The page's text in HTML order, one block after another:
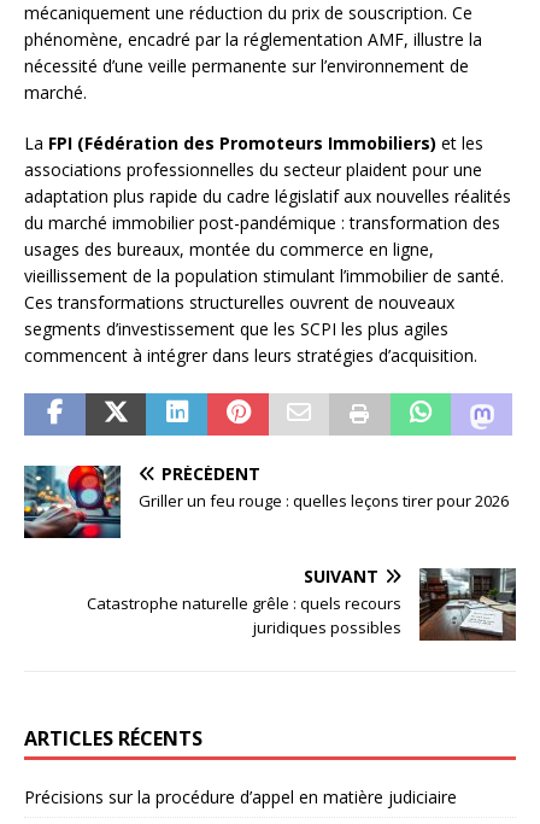
mécaniquement une réduction du prix de souscription. Ce
phénomène, encadré par la réglementation AMF, illustre la
nécessité d’une veille permanente sur l’environnement de
marché.
La FPI (Fédération des Promoteurs Immobiliers) et les
associations professionnelles du secteur plaident pour une
adaptation plus rapide du cadre législatif aux nouvelles réalités
du marché immobilier post-pandémique : transformation des
usages des bureaux, montée du commerce en ligne,
vieillissement de la population stimulant l’immobilier de santé.
Ces transformations structurelles ouvrent de nouveaux
segments d’investissement que les SCPI les plus agiles
commencent à intégrer dans leurs stratégies d’acquisition.
PRÉCÉDENT
Griller un feu rouge : quelles leçons tirer pour 2026
SUIVANT
Catastrophe naturelle grêle : quels recours
juridiques possibles
ARTICLES RÉCENTS
Précisions sur la procédure d’appel en matière judiciaire